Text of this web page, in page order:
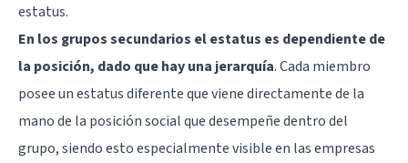
estatus.
En los grupos secundarios el estatus es dependiente de
la posición, dado que hay una jerarquía. Cada miembro
posee un estatus diferente que viene directamente de la
mano de la posición social que desempeñe dentro del
grupo, siendo esto especialmente visible en las empresas